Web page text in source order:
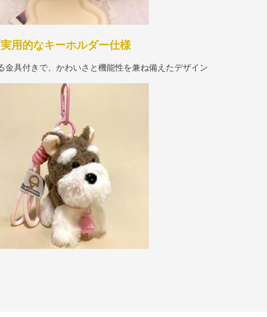
実用的なキーホルダー仕様
金具付きで、かわいさと機能性を兼ね備えたデザイン